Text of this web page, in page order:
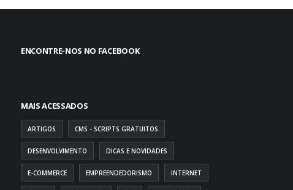
ENCONTRE-NOS NO FACEBOOK
MAIS ACESSADOS
ARTIGOS CMS - SCRIPTS GRATUITOS
DESENVOLVIMENTO DICAS E NOVIDADES
E-COMMERCE EMPREENDEDORISMO INTERNET